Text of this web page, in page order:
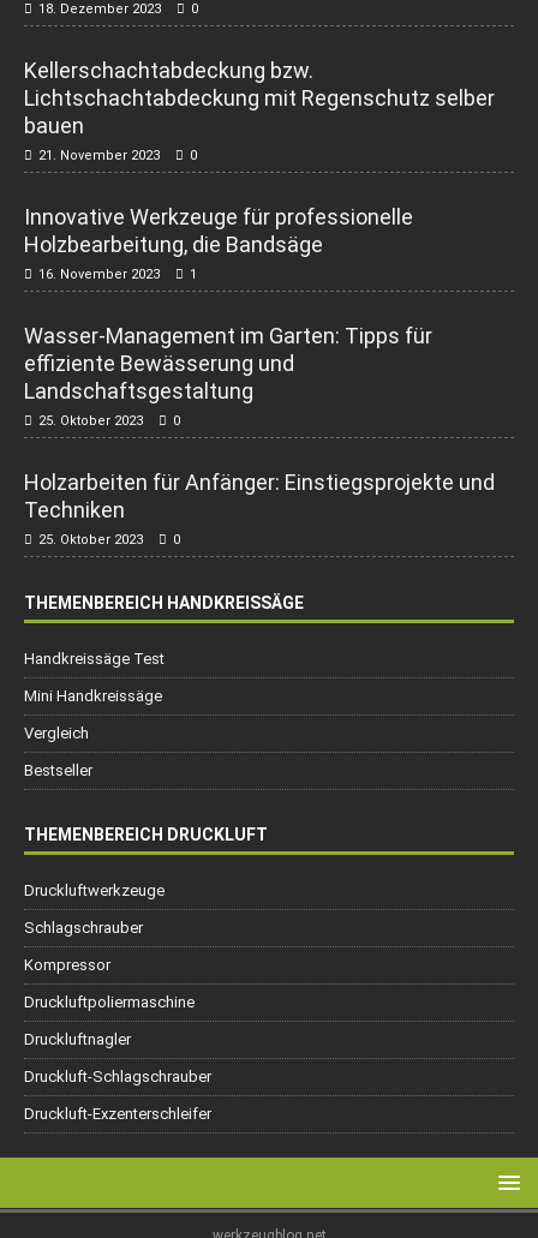
18. Dezember 2023 0
Kellerschachtabdeckung bzw.
Lichtschachtabdeckung mit Regenschutz selber
bauen
21. November 2023 0
Innovative Werkzeuge für professionelle
Holzbearbeitung, die Bandsäge
16. November 2023 1
Wasser-Management im Garten: Tipps für
effiziente Bewässerung und
Landschaftsgestaltung
25. Oktober 2023 0
Holzarbeiten für Anfänger: Einstiegsprojekte und
Techniken
25. Oktober 2023 0
THEMENBEREICH HANDKREISSÄGE
Handkreissäge Test
Mini Handkreissäge
Vergleich
Bestseller
THEMENBEREICH DRUCKLUFT
Druckluftwerkzeuge
Schlagschrauber
Kompressor
Druckluftpoliermaschine
Druckluftnagler
Druckluft-Schlagschrauber
Druckluft-Exzenterschleifer